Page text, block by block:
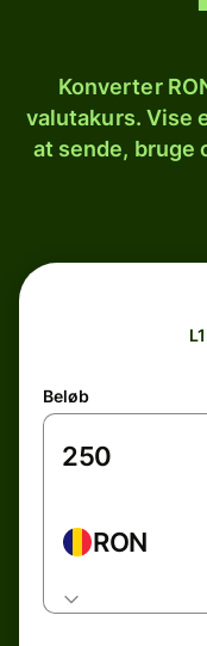
Konverter
valutakurs. Vise
at sende, bruge
Beløb
RON